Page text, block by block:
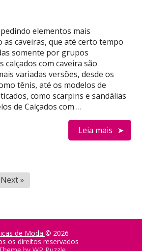
elementos mais
as caveiras, que até certo tempo
somente por grupos
calçados com caveira são
variadas versões, desde os
tênis, até os modelos de
como scarpins e sandálias
de Calçados com …
Leia mais
Next »
de Moda © 2026
os direitos reservados